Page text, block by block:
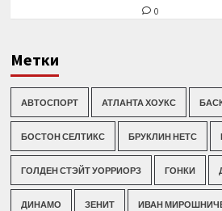
0
Метки
АВТОСПОРТ АТЛАНТА ХОУКС
БОСТОН СЕЛТИКС БРУКЛИН НЕТС
ГОЛДЕН СТЭЙТ УОРРИОРЗ ГОНКИ
ДИНАМО ЗЕНИТ ИВАН